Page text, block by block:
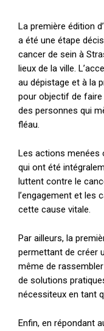
La première édition
a été une étape
cancer de sein à
lieux de la ville.
au dépistage et à la
pour objectif de
des personnes qui
fléau.
Les actions menées
qui ont été
luttent contre le
l’engagement et les
cette cause vitale.
Par ailleurs, la
permettant de créer
même de
de solutions
nécessiteux en tant
Enfin, en répondant